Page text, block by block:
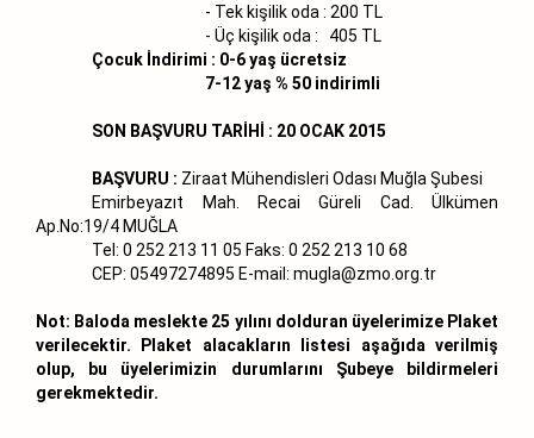
- Tek kişilik oda : 200 TL
- Üç kişilik oda : 405 TL
Çocuk İndirimi : 0-6 yaş ücretsiz
7-12 yaş % 50 indirimli
SON BAŞVURU TARİHİ : 20 OCAK 2015
BAŞVURU : Ziraat Mühendisleri Odası Muğla Şubesi
Emirbeyazıt Mah. Recai Güreli Cad. Ülkümen
Ap.No:19/4 MUĞLA
Tel: 0 252 213 11 05 Faks: 0 252 213 10 68
CEP: 05497274895 E-mail:mugla@zmo.org.tr
Not: Baloda meslekte 25 yılını dolduran üyelerimize Plaket
verilecektir. Plaket alacakların listesi aşağıda verilmiş
olup, bu üyelerimizin durumlarını Şubeye bildirmeleri
gerekmektedir.